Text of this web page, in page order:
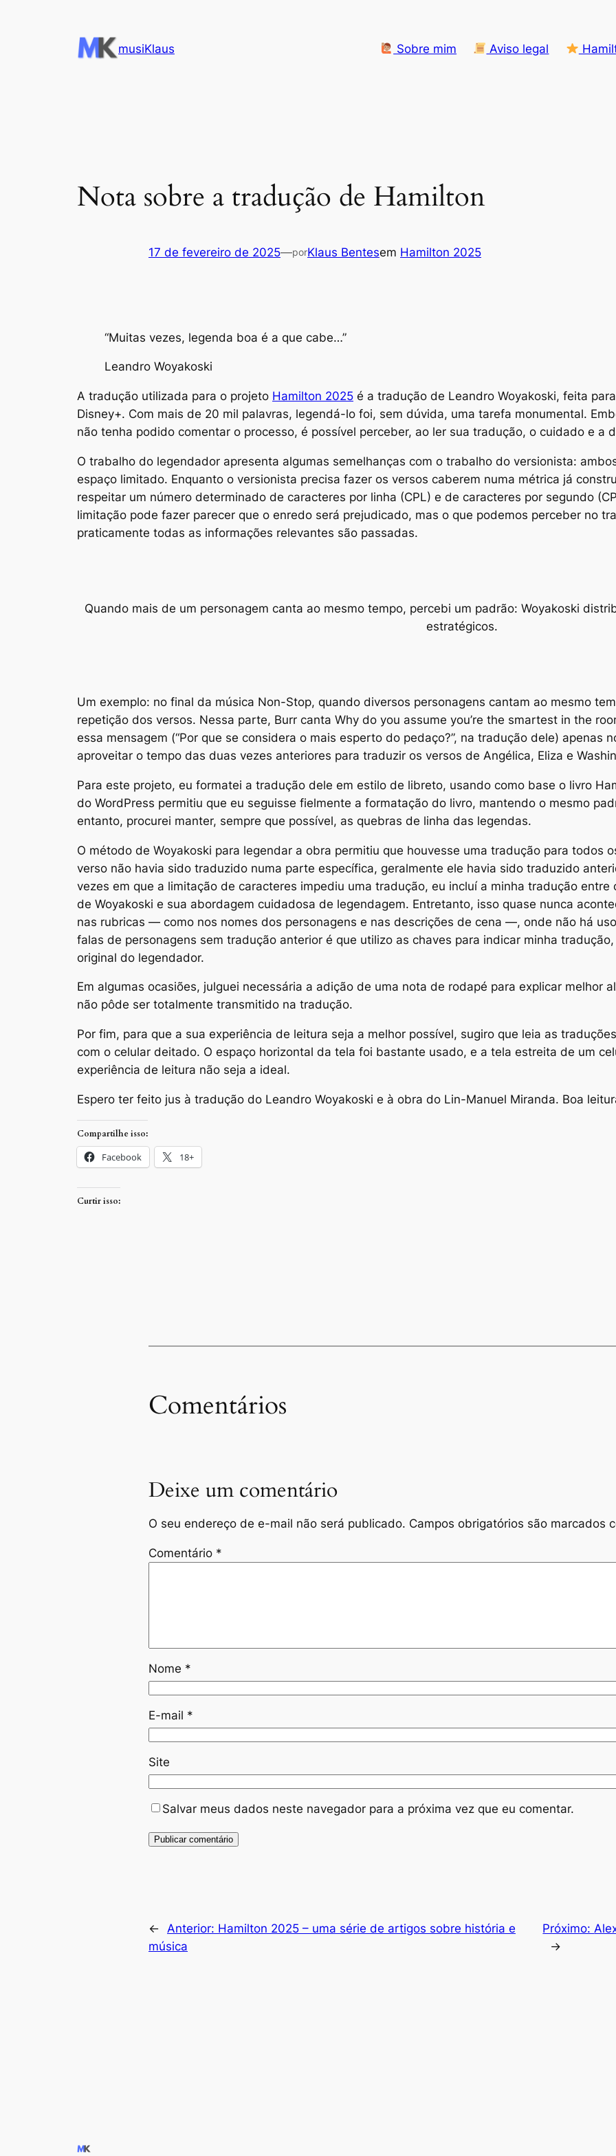
musiKlaus Sobre mim Aviso legal
Nota sobre a tradução de Hamilton
17 de fevereiro de 2025—porKlaus Bentesem Hamilton 2025
“Muitas vezes, legenda boa é a que cabe…”
Leandro Woyakoski
A tradução utilizada para o projeto Hamilton 2025 é a tradução de Leandro Woyakoski, feita
Disney+. Com mais de 20 mil palavras, legendá-lo foi, sem dúvida, uma tarefa monumental.
não tenha podido comentar o processo, é possível perceber, ao ler sua tradução, o cuidado e a
O trabalho do legendador apresenta algumas semelhanças com o trabalho do versionista:
espaço limitado. Enquanto o versionista precisa fazer os versos caberem numa métrica já
respeitar um número determinado de caracteres por linha (CPL) e de caracteres por segundo
limitação pode fazer parecer que o enredo será prejudicado, mas o que podemos perceber no
praticamente todas as informações relevantes são passadas.
Quando mais de um personagem canta ao mesmo tempo, percebi um padrão: Woyakoski
estratégicos.
Um exemplo: no final da música Non-Stop, quando diversos personagens cantam ao mesmo
repetição dos versos. Nessa parte, Burr canta Why do you assume you’re the smartest in the
essa mensagem (“Por que se considera o mais esperto do pedaço?”, na tradução dele) apenas
aproveitar o tempo das duas vezes anteriores para traduzir os versos de Angélica, Eliza e
Para este projeto, eu formatei a tradução dele em estilo de libreto, usando como base o livro
do WordPress permitiu que eu seguisse fielmente a formatação do livro, mantendo o mesmo
entanto, procurei manter, sempre que possível, as quebras de linha das legendas.
O método de Woyakoski para legendar a obra permitiu que houvesse uma tradução para todos
verso não havia sido traduzido numa parte específica, geralmente ele havia sido traduzido
vezes em que a limitação de caracteres impediu uma tradução, eu incluí a minha tradução
de Woyakoski e sua abordagem cuidadosa de legendagem. Entretanto, isso quase nunca
nas rubricas — como nos nomes dos personagens e nas descrições de cena —, onde não há
falas de personagens sem tradução anterior é que utilizo as chaves para indicar minha
original do legendador.
Em algumas ocasiões, julguei necessária a adição de uma nota de rodapé para explicar melhor
não pôde ser totalmente transmitido na tradução.
Por fim, para que a sua experiência de leitura seja a melhor possível, sugiro que leia as
com o celular deitado. O espaço horizontal da tela foi bastante usado, e a tela estreita de um
experiência de leitura não seja a ideal.
Espero ter feito jus à tradução do Leandro Woyakoski e à obra do Lin-Manuel Miranda. Boa
Compartilhe isso:
Facebook 18+
Curtir isso:
Comentários
Deixe um comentário
O seu endereço de e-mail não será publicado. Campos obrigatórios são marcados
Comentário *
Nome *
E-mail *
Site
Salvar meus dados neste navegador para a próxima vez que eu comentar.
← Anterior: Hamilton 2025 – uma série de artigos sobre história e
música
Próximo:
→